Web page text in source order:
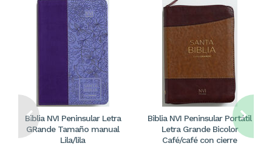
Biblia NVI Peninsular Letra
GRande Tamaño manual
Lila/lila
Biblia NVI Peninsular Portátil
Letra Grande Bicolor
Café/café con cierre